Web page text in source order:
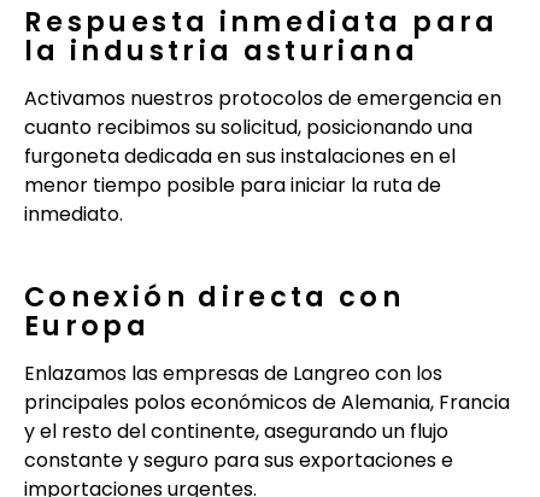
Respuesta inmediata para
la industria asturiana
Activamos nuestros protocolos de emergencia en
cuanto recibimos su solicitud, posicionando una
furgoneta dedicada en sus instalaciones en el
menor tiempo posible para iniciar la ruta de
inmediato.
Conexión directa con
Europa
Enlazamos las empresas de Langreo con los
principales polos económicos de Alemania, Francia
y el resto del continente, asegurando un flujo
constante y seguro para sus exportaciones e
importaciones urgentes.